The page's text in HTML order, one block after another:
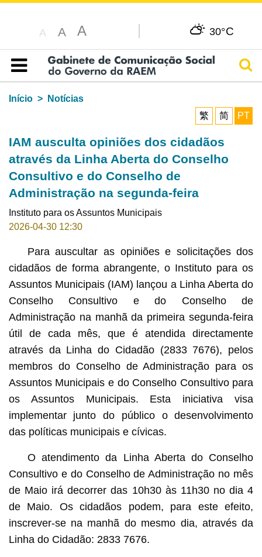
A A A 30°C
Índice
Início
Notícias
繁
简 PT
IAM ausculta opiniões dos cidadãos
através da Linha Aberta do Conselho
Consultivo e do Conselho de
Administração na segunda-feira
Instituto para os Assuntos Municipais
2026-04-30 12:30
Para auscultar as opiniões e solicitações dos
cidadãos de forma abrangente, o Instituto para os
Assuntos Municipais (IAM) lançou a Linha Aberta do
Conselho Consultivo e do Conselho de
Administração na manhã da primeira segunda-feira
útil de cada mês, que é atendida directamente
através da Linha do Cidadão (2833 7676), pelos
membros do Conselho de Administração para os
Assuntos Municipais e do Conselho Consultivo para
os Assuntos Municipais. Esta iniciativa visa
implementar junto do público o desenvolvimento
das políticas municipais e cívicas.
O atendimento da Linha Aberta do Conselho
Consultivo e do Conselho de Administração no mês
de Maio irá decorrer das 10h30 às 11h30 no dia 4
de Maio. Os cidadãos podem, para este efeito,
inscrever-se na manhã do mesmo dia, através da
Linha do Cidadão: 2833 7676.